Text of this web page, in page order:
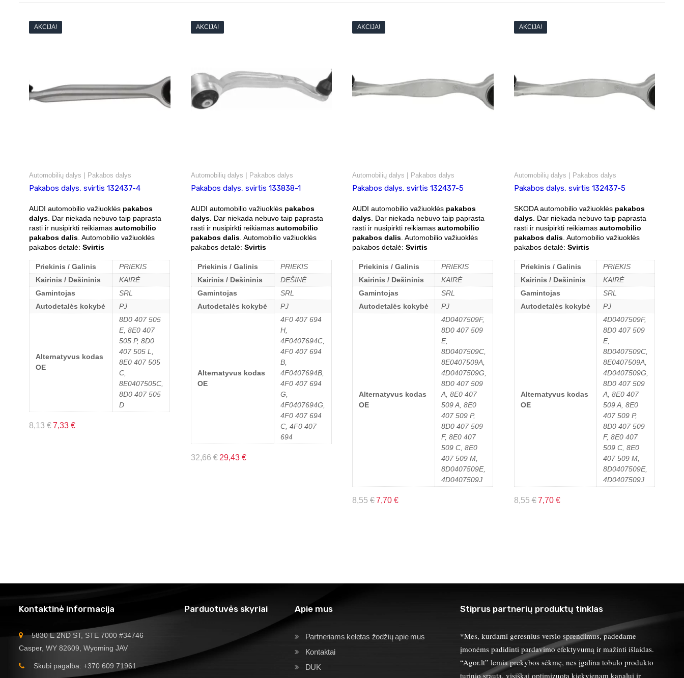
AKCIJA!
Automobilių dalys | Pakabos dalys
Pakabos dalys, svirtis 132437-4
AUDI automobilio važiuoklės pakabos
dalys . Dar niekada nebuvo taip paprasta
rasti ir nusipirkti reikiamas automobilio
pakabos dalis . Automobilio važiuoklės
pakabos detalė: Svirtis
Priekinis / Galinis
PRIEKIS
Kairinis / Dešininis
KAIRĖ
Gamintojas
SRL
Autodetalės kokybė
PJ
Alternatyvus kodas
OE
8D0 407 505
E, 8E0 407
505 P, 8D0
407 505 L,
8E0 407 505
C,
8E0407505C,
8D0 407 505
D
8,13 €7,33 €
AKCIJA!
Automobilių dalys | Pakabos dalys
Pakabos dalys, svirtis 133838-1
AUDI automobilio važiuoklės pakabos
dalys. Dar niekada nebuvo taip paprasta
rasti ir nusipirkti reikiamas automobilio
pakabos dalis. Automobilio važiuoklės
pakabos detalė: Svirtis
Priekinis / Galinis
PRIEKIS
Kairinis / Dešininis
DEŠINĖ
Gamintojas
SRL
Autodetalės kokybė
PJ
Alternatyvus kodas
OE
4F0 407 694
H,
4F0407694C,
4F0 407 694
B,
4F0407694B,
4F0 407 694
G,
4F0407694G,
4F0 407 694
C, 4F0 407
694
32,66€ 29,43 €
AKCIJA!
Automobilių dalys | Pakabos dalys
Pakabos dalys, svirtis 132437-5
AUDI automobilio važiuoklės pakabos
dalys . Dar niekada nebuvo taip paprasta
rasti ir nusipirkti reikiamas automobilio
pakabos dalis . Automobilio važiuoklės
pakabos detalė: Svirtis
Priekinis / Galinis
PRIEKIS
Kairinis / Dešininis
KAIRĖ
Gamintojas
SRL
Autodetalės kokybė
PJ
Alternatyvus kodas
OE
4D0407509F,
8D0 407 509
E,
8D0407509C,
8E0407509A,
4D0407509G,
8D0 407 509
A, 8E0 407
509 A, 8E0
407 509 P,
8D0 407 509
F, 8E0 407
509 C, 8E0
407 509 M,
8D0407509E,
4D0407509J
8,55 €7,70 €
AKCIJA!
Automobilių dalys | Pakabos dalys
Pakabos dalys, svirtis 132437-5
SKODA automobilio važiuoklės pakabos
dalys. Dar niekada nebuvo taip paprasta
rasti ir nusipirkti reikiamas automobilio
pakabos dalis. Automobilio važiuoklės
pakabos detalė: Svirtis
Priekinis / Galinis
PRIEKIS
Kairinis / Dešininis
KAIRĖ
Gamintojas
SRL
Autodetalės kokybė
PJ
Alternatyvus kodas
OE
4D0407509F,
8D0 407 509
E,
8D0407509C,
8E0407509A,
4D0407509G,
8D0 407 509
A, 8E0 407
509 A, 8E0
407 509 P,
8D0 407 509
F, 8E0 407
509 C, 8E0
407 509 M,
8D0407509E,
4D0407509J
8,55€ 7,70 €
Kontaktinė informacija
5830 E 2ND ST, STE 7000 #34746
Casper, WY 82609, Wyoming JAV
Skubi pagalba: +370 609 71961
Parduotuvės skyriai Apie mus
Partneriams keletas žodžių apie mus
Kontaktai
DUK
Stiprus partnerių produktų tinklas
*Mes, kurdami geresnius verslo sprendimus, padedame
įmonėms padidinti pardavimo efektyvumą ir mažinti išlaidas.
“Agor.lt” lemia prekybos sėkmę, nes įgalina tobulo produkto
turinio srautą, visiškai optimizuotą kiekvienam kanalui ir